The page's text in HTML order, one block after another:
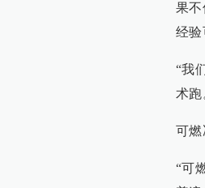
果
经验
“我
术跑
可燃
“可